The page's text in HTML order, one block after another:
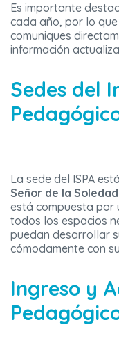
Es importante
cada año, por lo
comuniques
información
Sedes del
La sede del ISPA
Señor de la Soledad
está compuesta por
todos los espacios
puedan desarrollar
cómodamente con
Ingreso y